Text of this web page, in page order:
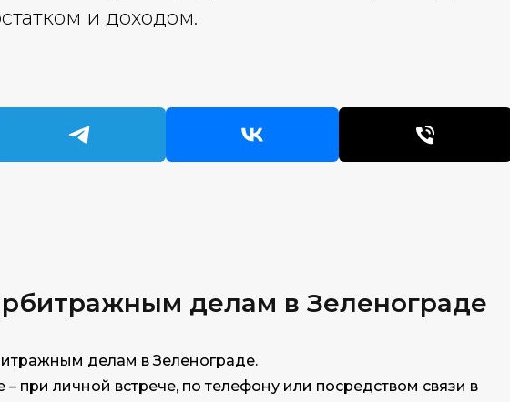
и доходом.
делам в Зеленограде
делам в Зеленограде.
при личной встрече, по телефону или посредством связи в